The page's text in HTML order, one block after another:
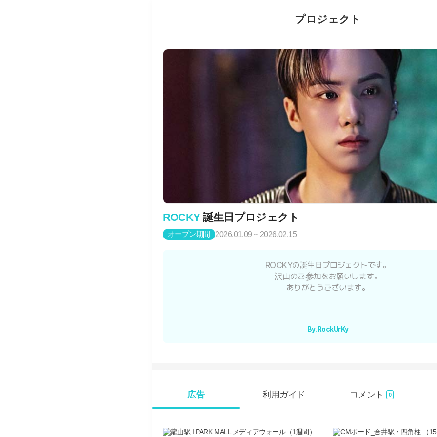
プロジェクト
ROCKY 誕生日プロジェクト
オープン期間 2026.01.09 ~ 2026.02.15
ROCKYの誕生日プロジェクトです。
沢山のご参加をお願いします。
ありがとうございます。
By.RockUrKy
広告 利用ガイド コメント 0